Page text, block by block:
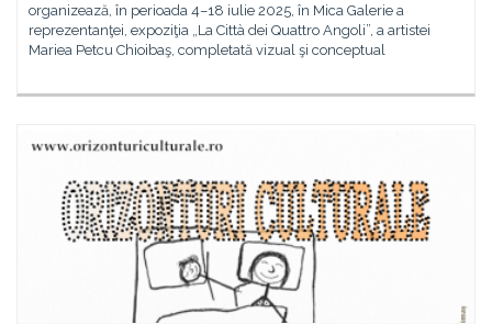
organizează, în perioada 4–18 iulie 2025, în Mica Galerie a
reprezentanţei, expoziţia „La Città dei Quattro Angoli”, a artistei
Mariea Petcu Chioibaş, completată vizual şi conceptual